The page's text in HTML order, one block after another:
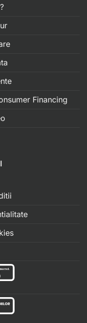
Financing